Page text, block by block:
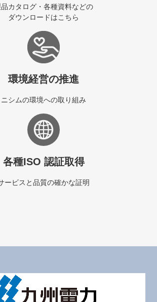
カタログ・各種資料などの
ダウンロードはこちら
環境経営の推進
ニシムの環境への取り組み
各種ISO 認証取得
ービスと品質の確かな証明